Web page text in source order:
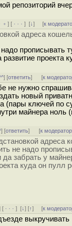
репозиторий
] [ · · ·][↓] [к
адреса
прописывать
проекта
] [ответить] [к
не нужно
новый
(пары ключей по
майнера
] [ответить] [к
адреса
не надо
забрать у
куда он пулл
[ · · ·][↓] [↑] [к
выкручивать